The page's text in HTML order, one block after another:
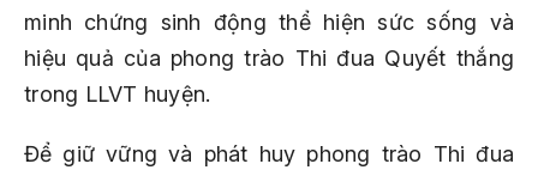
minh chứng sinh động thể hiện sức sống và
hiệu quả của phong trào Thi đua Quyết thắng
trong LLVT huyện.
Để giữ vững và phát huy phong trào Thi đua